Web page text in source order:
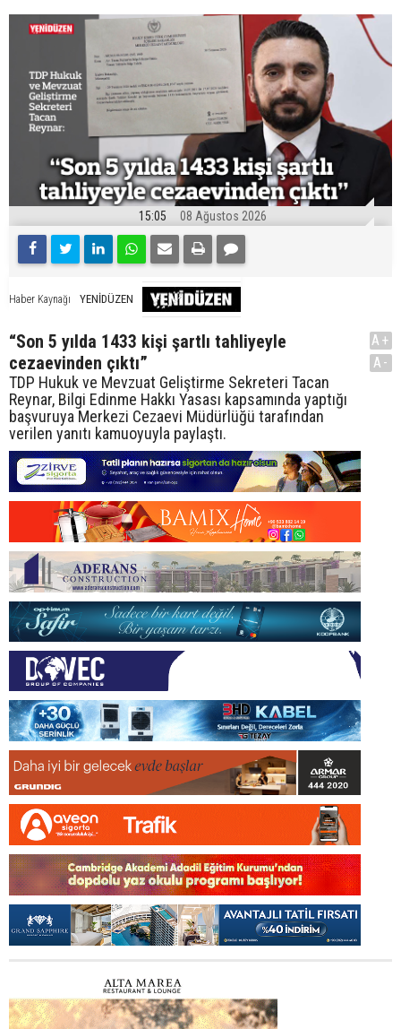
15:05 08 Ağustos 2026
Haber Kaynağı YENİDÜZEN
“Son 5 yılda 1433 kişi şartlı tahliyeyle
cezaevinden çıktı”
TDP Hukuk ve Mevzuat Geliştirme Sekreteri Tacan
Reynar, Bilgi Edinme Hakkı Yasası kapsamında yaptığı
başvuruya Merkezi Cezaevi Müdürlüğü tarafından
verilen yanıtı kamuoyuyla paylaştı.
A+
A-